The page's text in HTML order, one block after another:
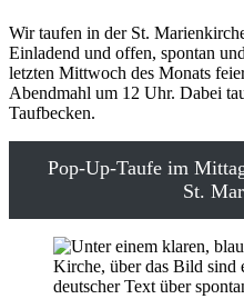
Wir taufen in der St.
Einladend und offen, spontan
letzten Mittwoch des Monats
Abendmahl um 12 Uhr. Dabei
Taufbecken.
Pop-Up-Taufe im
St.